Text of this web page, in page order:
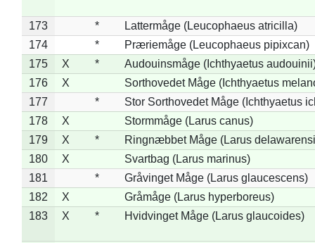
173 *
Lattermåge (Leucophaeus atricilla)
174
*
Præriemåge (Leucophaeus pipixcan)
175
X *
Audouinsmåge (Ichthyaetus
176
X
Sorthovedet Måge (Ichthyaetus
177
*
Stor Sorthovedet Måge (Ichthyaetus
178
X
Stormmåge (Larus canus)
179
X *
Ringnæbbet Måge (Larus
180
X
Svartbag (Larus marinus)
181
*
Gråvinget Måge (Larus glaucescens)
182
X
Gråmåge (Larus hyperboreus)
183
X * Hvidvinget Måge (Larus glaucoides)